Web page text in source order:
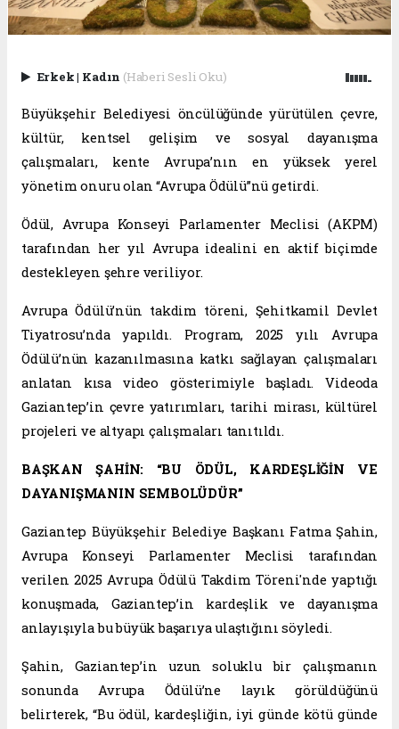
Erkek| Kadın (Haberi Sesli Oku)
Büyükşehir Belediyesi öncülüğünde yürütülen çevre,
kültür, kentsel gelişim ve sosyal dayanışma
çalışmaları, kente Avrupa’nın en yüksek yerel
yönetim onuru olan “Avrupa Ödülü”nü getirdi.
Ödül, Avrupa Konseyi Parlamenter Meclisi (AKPM)
tarafından her yıl Avrupa idealini en aktif biçimde
destekleyen şehre veriliyor.
Avrupa Ödülü’nün takdim töreni, Şehitkamil Devlet
Tiyatrosu’nda yapıldı. Program, 2025 yılı Avrupa
Ödülü’nün kazanılmasına katkı sağlayan çalışmaları
anlatan kısa video gösterimiyle başladı. Videoda
Gaziantep’in çevre yatırımları, tarihi mirası, kültürel
projeleri ve altyapı çalışmaları tanıtıldı.
BAŞKAN ŞAHİN: “BU ÖDÜL, KARDEŞLİĞİN VE
DAYANIŞMANIN SEMBOLÜDÜR”
Gaziantep Büyükşehir Belediye Başkanı Fatma Şahin,
Avrupa Konseyi Parlamenter Meclisi tarafından
verilen 2025 Avrupa Ödülü Takdim Töreni'nde yaptığı
konuşmada, Gaziantep’in kardeşlik ve dayanışma
anlayışıyla bu büyük başarıya ulaştığını söyledi.
Şahin, Gaziantep’in uzun soluklu bir çalışmanın
sonunda Avrupa Ödülü’ne layık görüldüğünü
belirterek, “Bu ödül, kardeşliğin, iyi günde kötü günde